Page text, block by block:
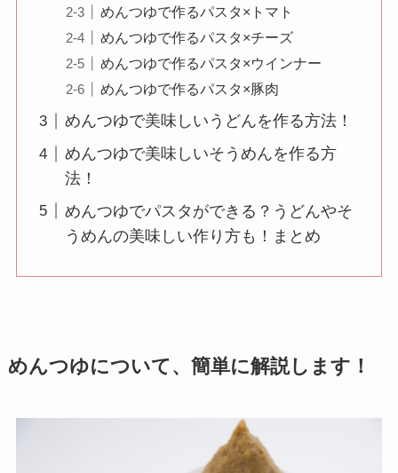
めんつゆで作るパスタ×トマト
めんつゆで作るパスタ×チーズ
めんつゆで作るパスタ×ウインナー
めんつゆで作るパスタ×豚肉
めんつゆで美味しいうどんを作る方法！
めんつゆで美味しいそうめんを作る方
法！
めんつゆでパスタができる？うどんやそ
うめんの美味しい作り方も！まとめ
めんつゆについて、簡単に解説します！